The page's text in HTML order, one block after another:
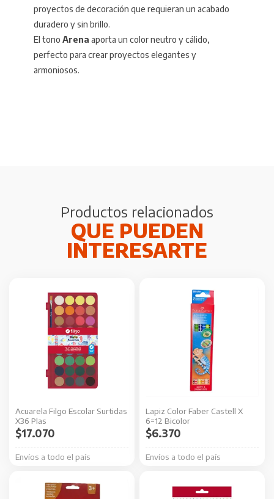
proyectos de decoración que requieran un acabado
duradero y sin brillo.
El tono Arena aporta un color neutro y cálido,
perfecto para crear proyectos elegantes y
armoniosos.
Productos relacionados
Acuarela Filgo Escolar Surtidas
X36 Plas
Envíos a todo el país
$17.070
Lapiz Color Faber Castell X
6=12 Bicolor
Envíos a todo el país
$6.370